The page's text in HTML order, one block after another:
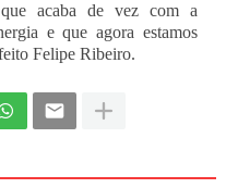
acaba de vez com a
e que agora estamos
Felipe Ribeiro.